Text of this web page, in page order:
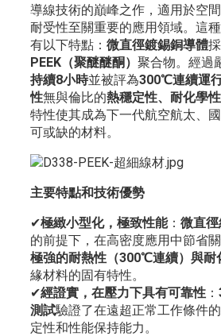
導線技術的巔峰之作，適用於空
耐受性至關重要的應用領域。這
有以下特點： 微直徑鍍錫銅導體
PEEK（聚醚醚酮） 聚合物。經過
持續8小時並被評為300℃連續運
性無與倫比的熱穩定性、耐化學
特性使其成為下一代航空航太、
可或缺的材料。
主要特點和技術優勢
✔極緻小型化，極致性能： 微直
的前提下，在高密度應用中節省
極強的耐熱性（300℃連續）與耐
緣材料的固有特性。
✔經證實，在壓力下具有可靠性：
測試驗證了在遠超正常工作條件
定性和性能保持能力。